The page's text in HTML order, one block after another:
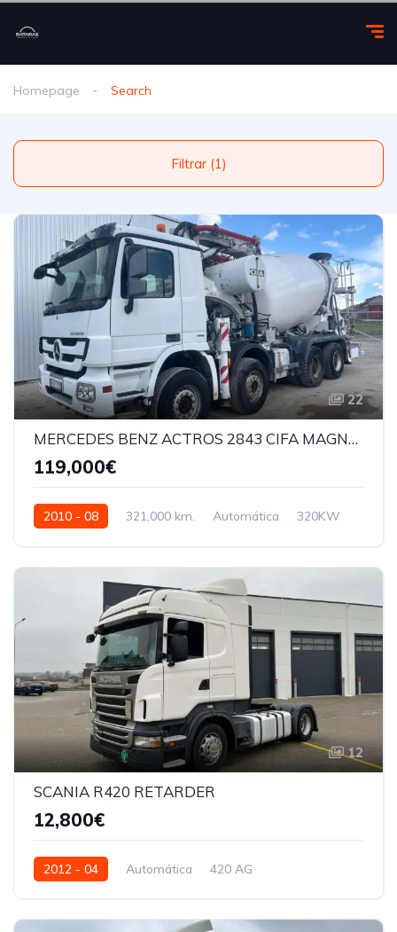
Homepage Search
Filtrar (1)
22
MERCEDES BENZ ACTROS 2843 CIFA MAGNUM 28M
119,000€
2010 - 08 321,000 km. Automática
320KW
12
SCANIA R420 RETARDER
12,800€
2012 - 04 Automática 420 AG